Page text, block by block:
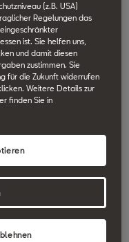
(z.B. USA)
Regelungen das
ist. Sie helfen uns,
und damit diesen
zustimmen. Sie
für die Zukunft widerrufen
Weitere Details zur
finden Sie in